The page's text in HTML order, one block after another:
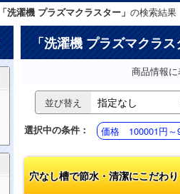
「洗濯機 プラズマクラスター」 の検索結果
「洗濯機 プラズマクラス
商品情報に
並び替え
選択中の条件： 価格 100001円～
穴なし槽で節水・清潔にこだわり